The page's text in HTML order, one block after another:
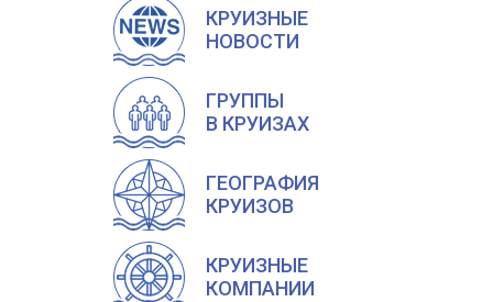
КРУИЗНЫЕ
НОВОСТИ
ГРУППЫ
В КРУИЗАХ
ГЕОГРАФИЯ
КРУИЗОВ
КРУИЗНЫЕ
КОМПАНИИ